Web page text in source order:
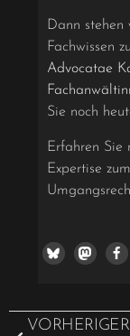
Dann stehen
Fachwissen
Advocatae
Sie noch
Erfahren Sie
Expertise
VORHERIGER